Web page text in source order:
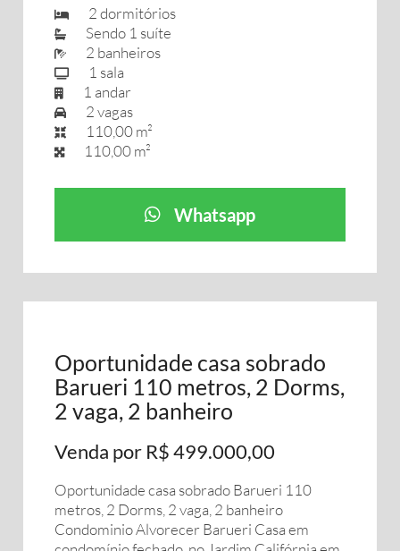
2 dormitórios
Sendo 1 suíte
2 banheiros
1 sala
1 andar
2 vagas
110,00 m²
110,00 m²
Whatsapp
Oportunidade casa sobrado
Barueri 110 metros, 2 Dorms,
2 vaga, 2 banheiro
Venda por R$ 499.000,00
Oportunidade casa sobrado Barueri 110
metros, 2 Dorms, 2 vaga, 2 banheiro
Condominio Alvorecer Barueri Casa em